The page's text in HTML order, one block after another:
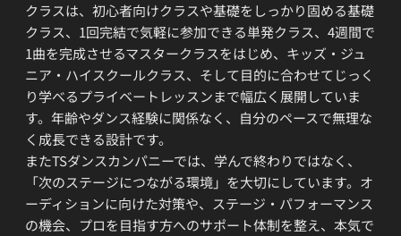
クラスは、初心者向けクラスや基礎をしっかり固める基礎
クラス、1回完結で気軽に参加できる単発クラス、4週間で
1曲を完成させるマスタークラスをはじめ、キッズ・ジュ
ニア・ハイスクールクラス、そして目的に合わせてじっく
り学べるプライベートレッスンまで幅広く展開していま
す。年齢やダンス経験に関係なく、自分のペースで無理な
く成長できる設計です。
またTSダンスカンパニーでは、学んで終わりではなく、
「次のステージにつながる環境」を大切にしています。オ
ーディションに向けた対策や、ステージ・パフォーマンス
の機会、プロを目指す方へのサポート体制を整え、本気で